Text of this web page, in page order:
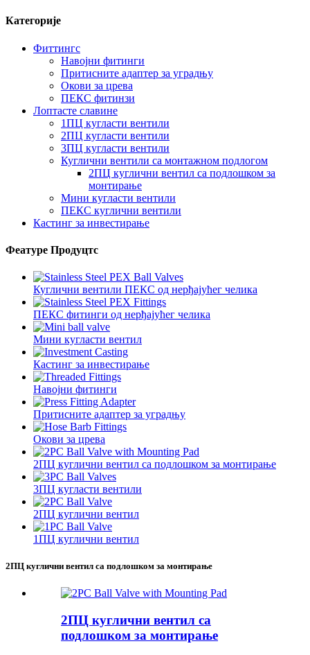
Категорије
Фиттингс
Навојни фитинги
Притисните адаптер за уградњу
Окови за црева
ПЕКС фитинзи
Лоптасте славине
1ПЦ кугласти вентили
2ПЦ кугласти вентили
3ПЦ кугласти вентили
Куглични вентили са монтажном подлогом
2ПЦ куглични вентил са подлошком за
монтирање
Мини кугласти вентили
ПЕКС куглични вентили
Кастинг за инвестирање
Феатуре Продуцтс
Куглични вентили ПЕКС од нерђајућег челика
ПЕКС фитинги од нерђајућег челика
Мини кугласти вентил
Кастинг за инвестирање
Навојни фитинги
Притисните адаптер за уградњу
Окови за црева
2ПЦ куглични вентил са подлошком за монтирање
3ПЦ кугласти вентили
2ПЦ куглични вентил
1ПЦ куглични вентил
2ПЦ куглични вентил са подлошком за монтирање
2ПЦ куглични вентил са
подлошком за монтирање